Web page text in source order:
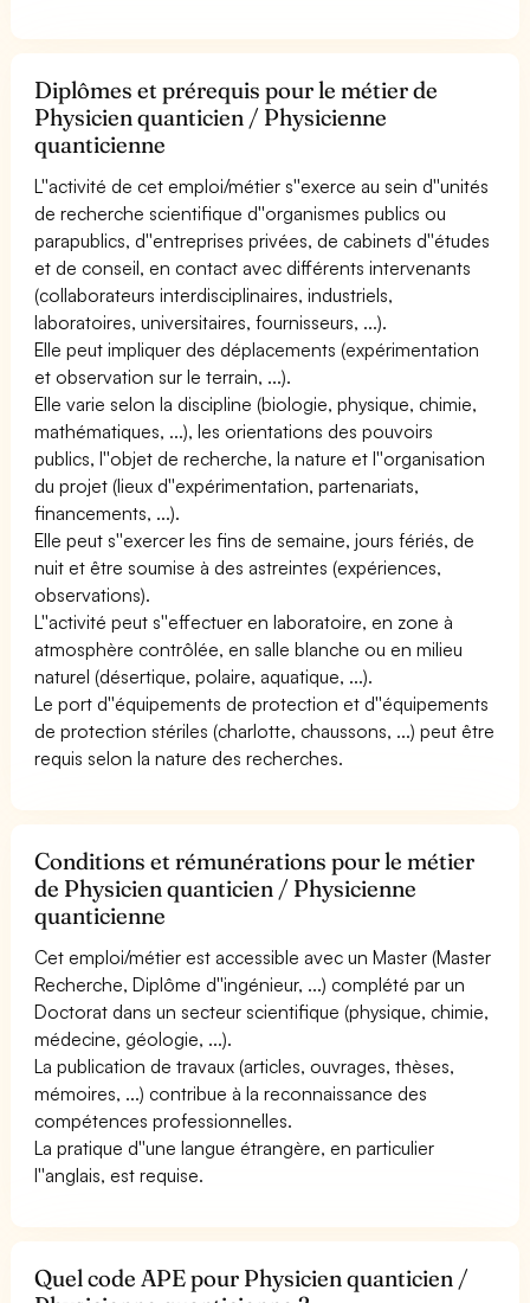
Diplômes et prérequis pour le métier de
Physicien quanticien / Physicienne
quanticienne
L''activité de cet emploi/métier s''exerce au sein d''unités
de recherche scientifique d''organismes publics ou
parapublics, d''entreprises privées, de cabinets d''études
et de conseil, en contact avec différents intervenants
(collaborateurs interdisciplinaires, industriels,
laboratoires, universitaires, fournisseurs, ...).
Elle peut impliquer des déplacements (expérimentation
et observation sur le terrain, ...).
Elle varie selon la discipline (biologie, physique, chimie,
mathématiques, ...), les orientations des pouvoirs
publics, l''objet de recherche, la nature et l''organisation
du projet (lieux d''expérimentation, partenariats,
financements, ...).
Elle peut s''exercer les fins de semaine, jours fériés, de
nuit et être soumise à des astreintes (expériences,
observations).
L''activité peut s''effectuer en laboratoire, en zone à
atmosphère contrôlée, en salle blanche ou en milieu
naturel (désertique, polaire, aquatique, ...).
Le port d''équipements de protection et d''équipements
de protection stériles (charlotte, chaussons, ...) peut être
requis selon la nature des recherches.
Conditions et rémunérations pour le métier
de Physicien quanticien / Physicienne
quanticienne
Cet emploi/métier est accessible avec un Master (Master
Recherche, Diplôme d''ingénieur, ...) complété par un
Doctorat dans un secteur scientifique (physique, chimie,
médecine, géologie, ...).
La publication de travaux (articles, ouvrages, thèses,
mémoires, ...) contribue à la reconnaissance des
compétences professionnelles.
La pratique d''une langue étrangère, en particulier
l''anglais, est requise.
Quel code APE pour Physicien quanticien /